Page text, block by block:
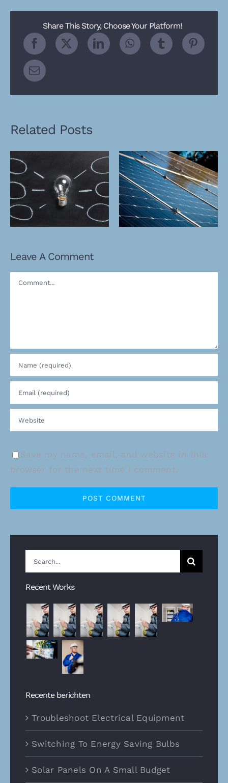
Share This Story, Choose Your Platform!
Related Posts
Switching To Energy
Saving Bulbs
Solar Panels On A
Small Budget
Leave A Comment
Comment
Save my name, email, and website in this
browser for the next time I comment.
Zoeken
naar:
Recent Works
Recente berichten
Troubleshoot Electrical Equipment
Switching To Energy Saving Bulbs
Solar Panels On A Small Budget